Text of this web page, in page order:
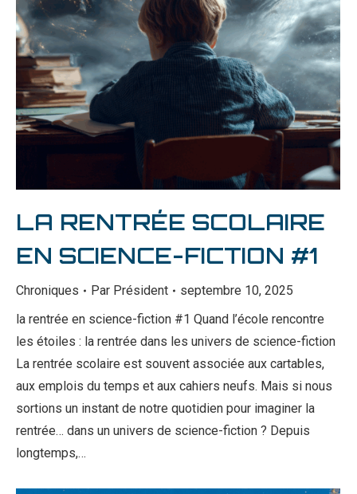
LA RENTRÉE SCOLAIRE
EN SCIENCE-FICTION #1
Chroniques Par Président
septembre 10, 2025
la rentrée en science-fiction #1 Quand l’école rencontre
les étoiles : la rentrée dans les univers de science-fiction
La rentrée scolaire est souvent associée aux cartables,
aux emplois du temps et aux cahiers neufs. Mais si nous
sortions un instant de notre quotidien pour imaginer la
rentrée… dans un univers de science-fiction ? Depuis
longtemps,…